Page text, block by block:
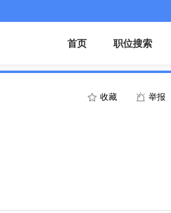
首页 职位搜索
收藏 举报